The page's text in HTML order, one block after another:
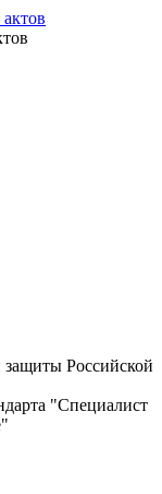
защиты Российской
"Специалист